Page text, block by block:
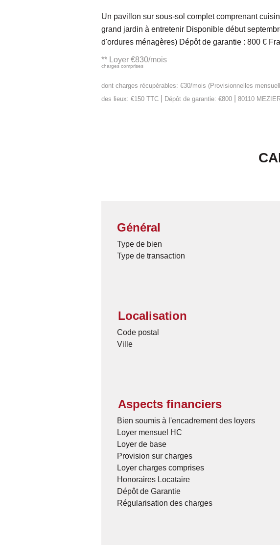
Un pavillon sur sous-sol complet comprenant
grand jardin à entretenir Disponible début
d'ordures ménagères) Dépôt de garantie : 800 €
** Loyer €830/mois
charges comprises
dont charges récupérables: €30/mois (Provisionnelles
des lieux: €150 TTC
Dépôt de garantie: €800 80110
Général
Type de bien
Type de transaction
Localisation
Code postal
Ville
Aspects financiers
Bien soumis à l'encadrement des loyers
Loyer mensuel HC
Loyer de base
Provision sur charges
Loyer charges comprises
Honoraires Locataire
Dépôt de Garantie
Régularisation des charges